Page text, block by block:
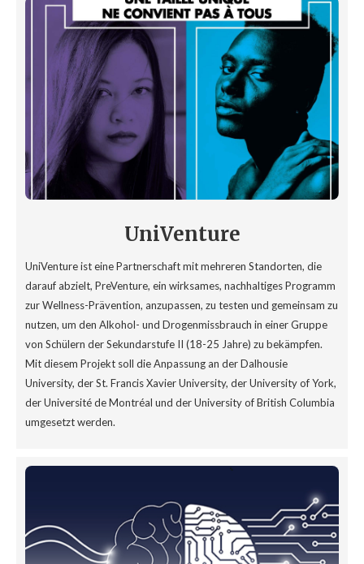
UniVenture
UniVenture ist eine Partnerschaft mit mehreren Standorten, die
darauf abzielt, PreVenture, ein wirksames, nachhaltiges Programm
zur Wellness-Prävention, anzupassen, zu testen und gemeinsam zu
nutzen, um den Alkohol- und Drogenmissbrauch in einer Gruppe
von Schülern der Sekundarstufe II (18-25 Jahre) zu bekämpfen.
Mit diesem Projekt soll die Anpassung an der Dalhousie
University, der St. Francis Xavier University, der University of York,
der Université de Montréal und der University of British Columbia
umgesetzt werden.